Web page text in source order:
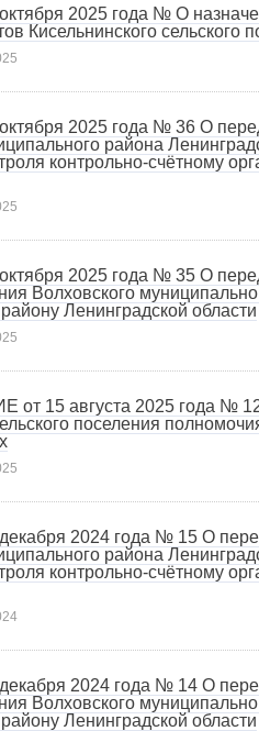
2025 года № О
Кисельнинского сельского
2025 года № 36 О
района
контрольно-счётному
2025 года № 35 О
Волховского
Ленинградской области
15 августа 2025 года №
поселения
2024 года № 15 О
района
контрольно-счётному
2024 года № 14 О
Волховского
Ленинградской области